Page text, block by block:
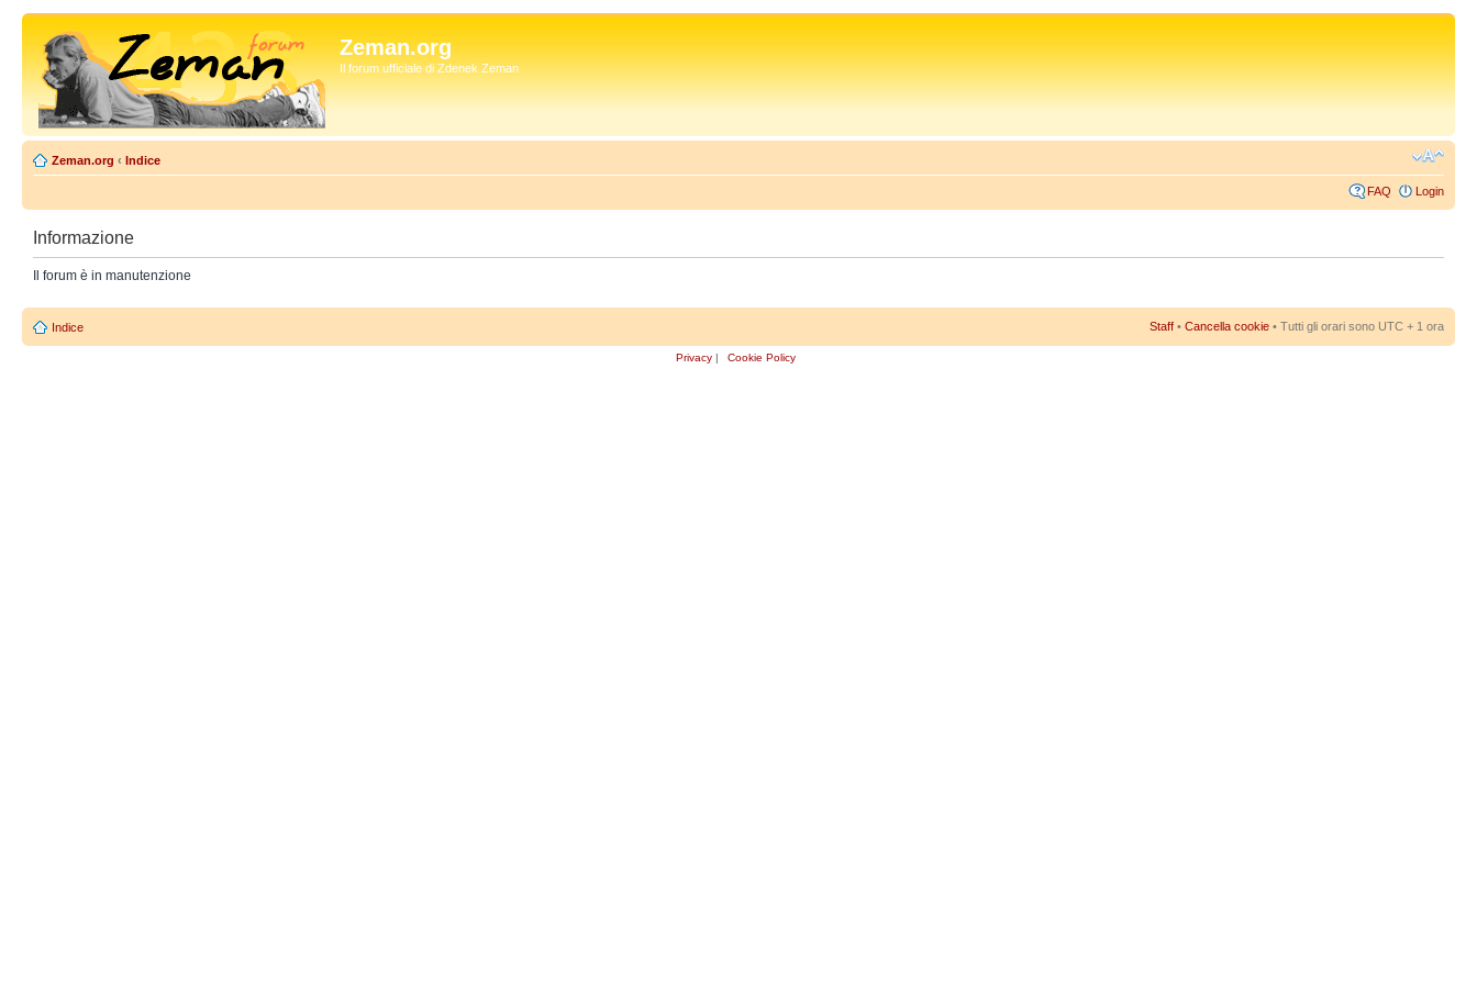
Zeman.org
Il forum ufficiale di Zdenek Zeman
Zeman.org ‹ Indice
FAQ Login
Informazione
Il forum è in manutenzione
Indice Staff • Cancella cookie • Tutti gli orari sono UTC + 1 ora
Privacy | Cookie Policy